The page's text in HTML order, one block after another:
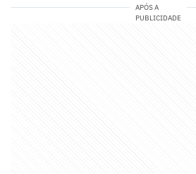
APÓS A
PUBLICIDADE